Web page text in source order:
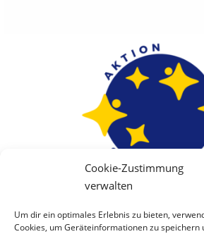
Cookie-Zustimmung
verwalten
Um dir ein optimales Erlebnis zu bieten,
Cookies, um Geräteinformationen zu speichern